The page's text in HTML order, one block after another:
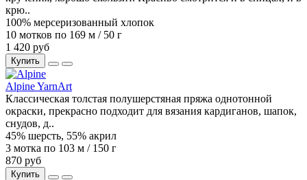
крю..
100% мерсеризованный хлопок
10 мотков по 169 м / 50 г
1 420 руб
Купить
Alpine YarnArt
Классическая толстая полушерстяная пряжа однотонной
окраски, прекрасно подходит для вязания кардиганов, шапок,
снудов, д..
45% шерсть, 55% акрил
3 мотка по 103 м / 150 г
870 руб
Купить